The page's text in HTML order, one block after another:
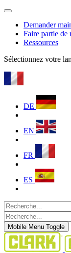
Demander
Faire partie de
Ressources
Sélectionnez votre
DE
EN
FR
ES
Mobile Menu Toggle